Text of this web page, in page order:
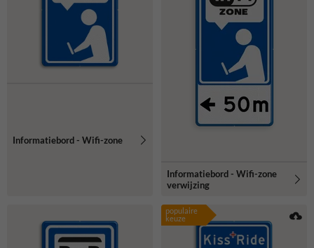
Informatiebord - Wifi-zone
Informatiebord - Wifi-zone
verwijzing
populaire
keuze